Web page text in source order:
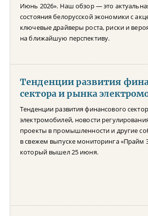
Июнь 2026». Наш обзор — это
состояния белорусской экономики с
ключевые драйверы роста, риски и
на ближайшую перспективу.
Тенденции развития
сектора и рынка
Тенденции развития финансового
электромобилей, новости
проекты в промышленности и другие
в свежем выпуске мониторинга «Прайм
который вышел 25 июня.